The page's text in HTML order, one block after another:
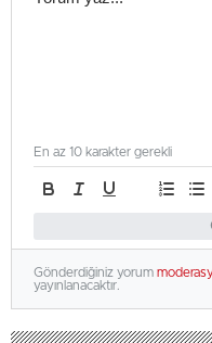
En az 10 karakter gerekli
Gönderdiğiniz yorum
yayınlanacaktır.